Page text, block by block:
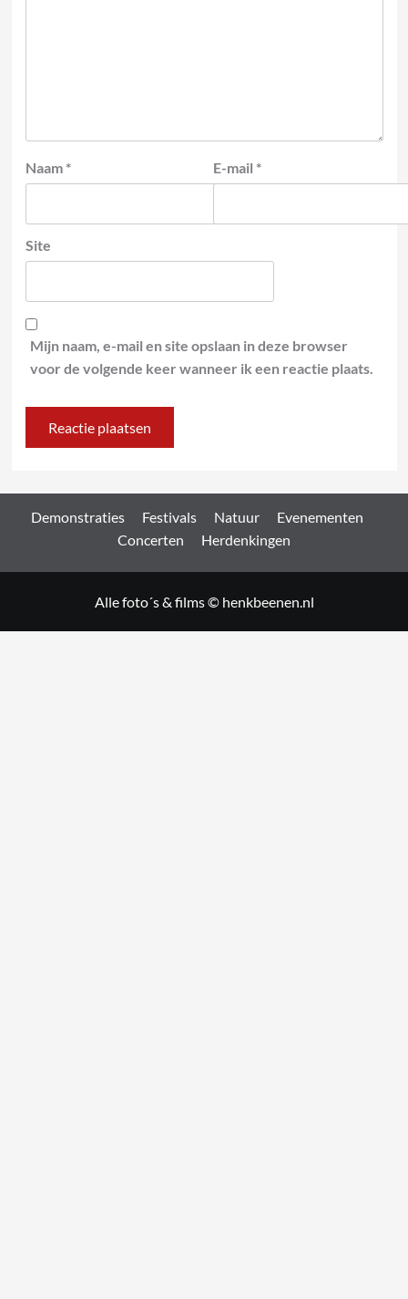
Naam * E-mail *
Site
Mijn naam, e-mail en site opslaan in deze browser
voor de volgende keer wanneer ik een reactie plaats.
Demonstraties Festivals Natuur
Evenementen
Concerten
Herdenkingen
Alle foto´s & films © henkbeenen.nl